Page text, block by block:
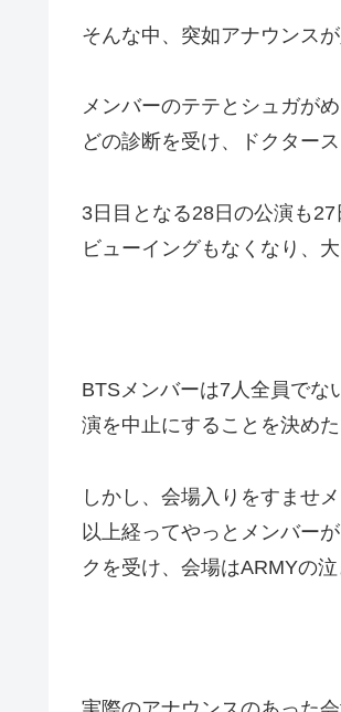
そんな中、突如アナウンス
メンバーのテテとシュガが
どの診断を受け、ドクター
3日目となる28日の公演も
ビューイングもなくなり、
BTSメンバーは7人全員でな
演を中止にすることを決めた
しかし、会場入りをすませ
以上経ってやっとメンバー
クを受け、会場はARMYの